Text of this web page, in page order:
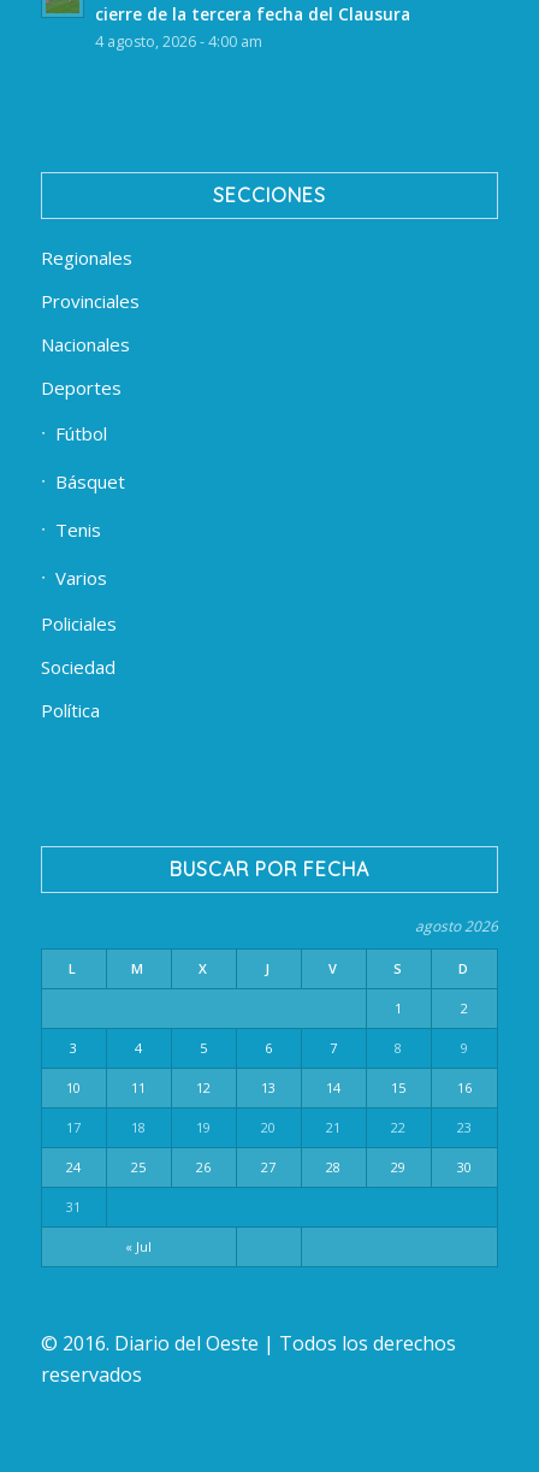
cierre de la tercera fecha del Clausura
4 agosto, 2026 - 4:00 am
SECCIONES
Regionales
Provinciales
Nacionales
Deportes
Fútbol
Básquet
Tenis
Varios
Policiales
Sociedad
Política
BUSCAR POR FECHA
agosto 2026
L M X J V S D
« Jul
1 2
3 4 5 6 7 8 9
10 11 12 13 14 15 16
17 18 19 20 21 22 23
24 25 26 27 28 29 30
31
© 2016. Diario del Oeste | Todos los derechos
reservados